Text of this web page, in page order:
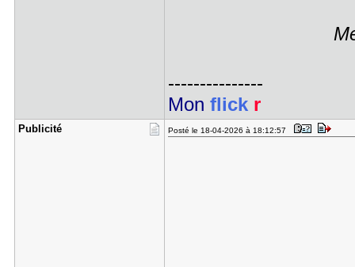
---------------
Mon flick r
Publicité Posté le 18-04-2026 à 18:12:57